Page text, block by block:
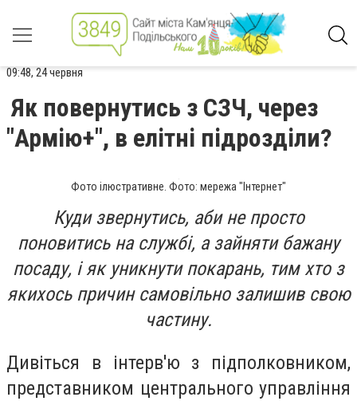
09:48, 24 червня
Як повернутись з СЗЧ, через
"Армію+", в елітні підрозділи?
Фото ілюстративне. Фото: мережа "Інтернет"
Куди звернутись, аби не просто
поновитись на службі, а зайняти бажану
посаду, і як уникнути покарань, тим хто з
якихось причин самовільно залишив свою
частину.
Дивіться в інтерв'ю з підполковником,
представником центрального управління